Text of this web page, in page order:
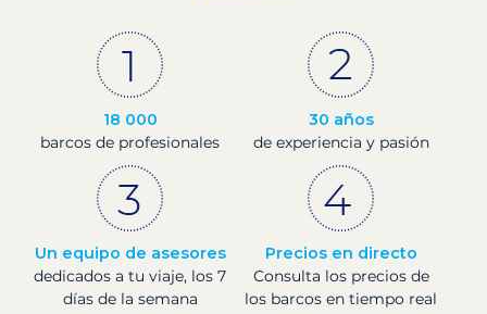
18 000
barcos de profesionales
30 años
de experiencia y pasión
Un equipo de asesores
dedicados a tu viaje, los 7
días de la semana
Precios en directo
Consulta los precios de
los barcos en tiempo real